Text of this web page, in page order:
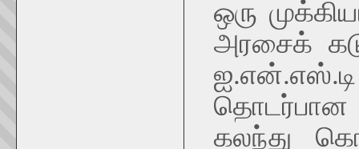
ஒரு
அரசைக்
தொடர்பான
கலந்து